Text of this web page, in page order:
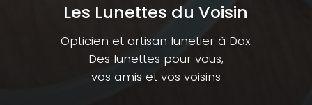
Les Lunettes du Voisin
Opticien et artisan lunetier à Dax
Des lunettes pour vous,
vos amis et vos voisins